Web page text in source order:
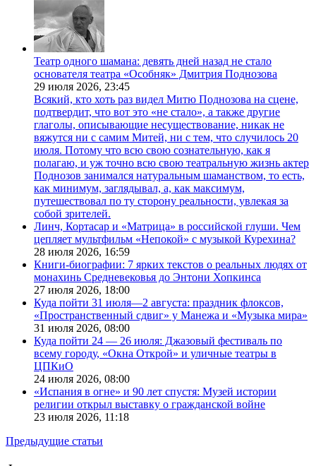
Театр одного шамана: девять дней назад не стало
основателя театра «Особняк» Дмитрия Поднозова
29 июля 2026, 23:45
Всякий, кто хоть раз видел Митю Поднозова на сцене,
подтвердит, что вот это «не стало», а также другие
глаголы, описывающие несуществование, никак не
вяжутся ни с самим Митей, ни с тем, что случилось 20
июля. Потому что всю свою сознательную, как я
полагаю, и уж точно всю свою театральную жизнь актер
Поднозов занимался натуральным шаманством, то есть,
как минимум, заглядывал, а, как максимум,
путешествовал по ту сторону реальности, увлекая за
собой зрителей.
Линч, Кортасар и «Матрица» в российской глуши. Чем
цепляет мультфильм «Непокой» с музыкой Курехина?
28 июля 2026, 16:59
Книги-биографии: 7 ярких текстов о реальных людях от
монахинь Средневековья до Энтони Хопкинса
27 июля 2026, 18:00
Куда пойти 31 июля—2 августа: праздник флоксов,
«Пространственный сдвиг» у Манежа и «Музыка мира»
31 июля 2026, 08:00
Куда пойти 24 — 26 июля: Джазовый фестиваль по
всему городу, «Окна Открой» и уличные театры в
ЦПКиО
24 июля 2026, 08:00
«Испания в огне» и 90 лет спустя: Музей истории
религии открыл выставку о гражданской войне
23 июля 2026, 11:18
Предыдущие статьи